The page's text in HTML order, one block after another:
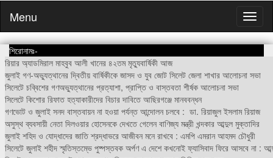
Menu
শিরোনামঃ-
রিয়ার অ্যাডমিরাল মাহবুব আলী খানের ৪২তম মৃত্যুবার্ষিকী আজ
জুলাই গণ-অভ্যুত্থানের দ্বিতীয় বার্ষিকীকে জাসদ ও যুব জোট সিলেট জেলা শাখার আলোচনা সভা
সিলেটে চব্বিশের গণঅভ্যুত্থানের প্রত্যাশা, প্রাপ্তি ও বাস্তবতা শীর্ষক আলোচনা সভা
সিলেটে কিশোর রিফাত হত্যাকারীদের বিচার দাবিতে আছিরগঞ্জে মানববন্ধন
গণভোট ও জুলাই সনদ বাস্তবায়ন না হওয়া পর্যন্ত আন্দোলন চলবে : ডা. রিয়াজুল ইসলাম রিয়াজ
অসুস্থ ব্যবসায়ী নেতা দিলওয়ার হোসেনকে দেখতে গেলেন বাণিজ্য মন্ত্রী খন্দকার আব্দুল মুক্তাদির
জুলাই শহিদ ও যোদ্ধাদের জাতি শ্রদ্ধাভরে আজীবন মনে রাখবে : এমপি এমরান আহমদ চৌধুরী
সিলেটে জুলাই শহীদ স্মৃতিস্তম্ভে পুষ্পস্তবক অর্পণ এ দেশে কখনোই ফ্যাসিবাদ ফিরে আসবে না :